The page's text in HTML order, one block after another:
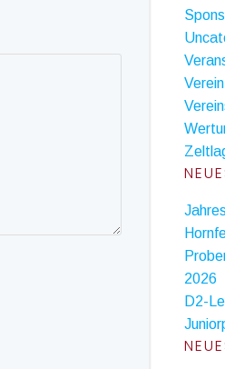
Verein
2026
D2-